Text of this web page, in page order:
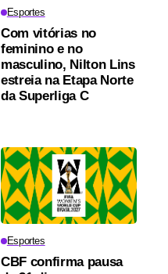
Esportes
Com vitórias no
feminino e no
masculino, Nilton Lins
estreia na Etapa Norte
da Superliga C
Esportes
CBF confirma pausa